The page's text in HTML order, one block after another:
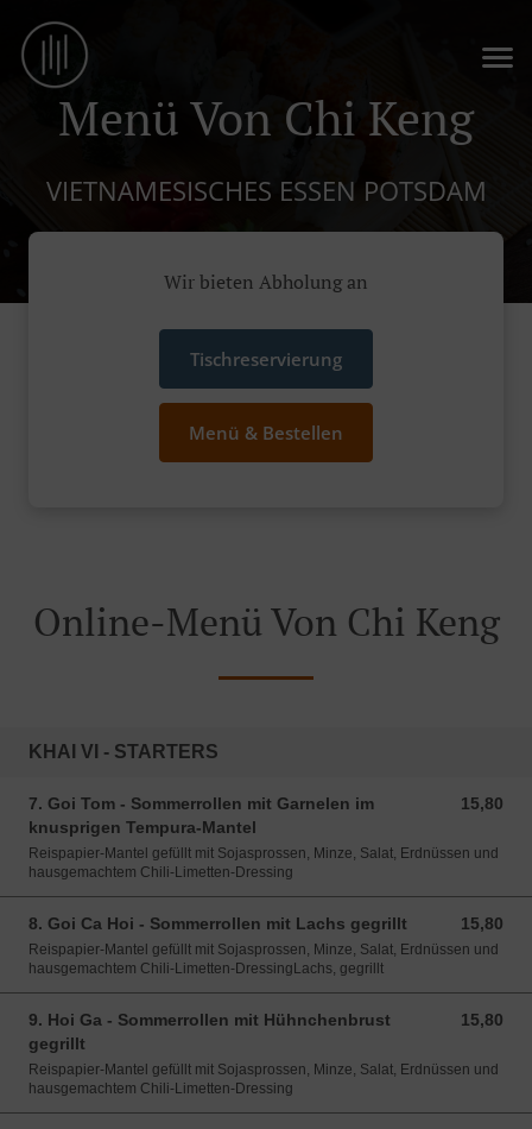
Menü Von Chi Keng
VIETNAMESISCHES ESSEN POTSDAM
Wir bieten Abholung an
Tischreservierung
Menü & Bestellen
Online-Menü Von Chi Keng
KHAI VI - STARTERS
7. Goi Tom - Sommerrollen mit Garnelen im
knusprigen Tempura-Mantel
15,80
15,80 EUR
Reispapier-Mantel gefüllt mit Sojasprossen, Minze, Salat, Erdnüssen und
hausgemachtem Chili-Limetten-Dressing
8. Goi Ca Hoi - Sommerrollen mit Lachs gegrillt 15,80
15,80 EUR
Reispapier-Mantel gefüllt mit Sojasprossen, Minze, Salat, Erdnüssen und
hausgemachtem Chili-Limetten-DressingLachs, gegrillt
9. Hoi Ga - Sommerrollen mit Hühnchenbrust
gegrillt
15,80
15,80 EUR
Reispapier-Mantel gefüllt mit Sojasprossen, Minze, Salat, Erdnüssen und
hausgemachtem Chili-Limetten-Dressing